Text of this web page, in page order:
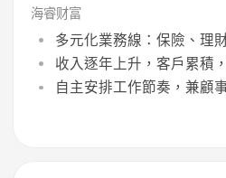
海睿财富
多元化業務線：保險、理
收入逐年上升，客戶累積
自主安排工作節奏，兼顧